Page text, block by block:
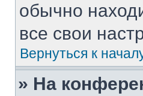
обычно
все свои
Вернуться к
» На